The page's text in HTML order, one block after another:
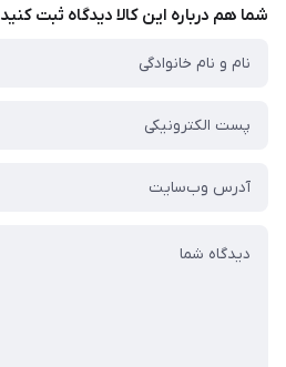
عزیزان
"دریافت
پستی(کلیک
شما هم درباره این کالا دیدگاه ثبت کنید